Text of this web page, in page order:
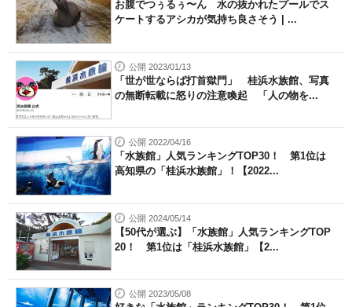
お腹でつぅるぅ〜ん 水の抜かれたプールでス
ケートするアシカが気持ち良さそう | ...
公開 2023/01/13
「世が世ならば打首獄門」 桂浜水族館、写真
の無断転載に怒りの注意喚起 「人の物を...
公開 2022/04/16
「水族館」人気ランキングTOP30！ 第1位は
高知県の「桂浜水族館」！【2022...
公開 2024/05/14
【50代が選ぶ】「水族館」人気ランキングTOP
20！ 第1位は「桂浜水族館」【2...
公開 2023/05/08